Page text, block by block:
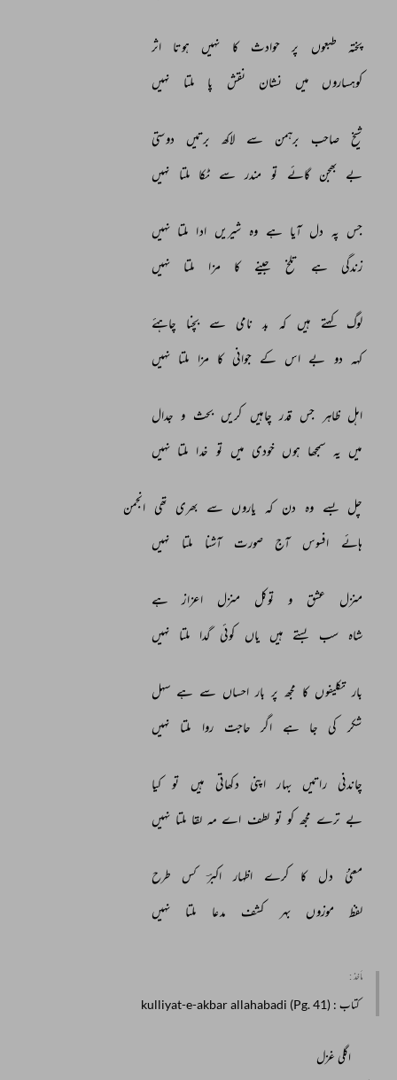
پختہ طبعوں پر حوادث کا نہیں ہوتا
اثر
کوہساروں
میں نشان نقش پا ملتا نہیں
شیخ صاحب برہمن سے لاکھ برتیں
دوستی
بے بھجن گائے تو مندر سے ٹکا ملتا نہیں
جس پہ دل آیا ہے وہ شیریں ادا ملتا نہیں
زندگی
ہے تلخ جینے کا مزا ملتا نہیں
لوگ کہتے ہیں کہ بد نامی سے بچنا
چاہئے
کہہ دو بے اس کے جوانی کا مزا ملتا نہیں
اہل ظاہر جس قدر چاہیں کریں بحث و جدال
میں یہ سمجھا ہوں خودی میں تو خدا ملتا نہیں
چل بسے وہ دن کہ یاروں سے بھری تھی انجمن
ہائے
افسوس آج صورت آشنا ملتا نہیں
منزل عشق و توکل منزل اعزاز
ہے
شاہ سب بستے ہیں یاں کوئی گدا ملتا نہیں
بار تکلیفوں کا مجھ پر بار احساں سے ہے سہل
شکر
کی جا ہے اگر حاجت روا ملتا نہیں
چاندنی راتیں بہار اپنی دکھاتی ہیں تو
کیا
بے ترے مجھ کو تو لطف اے مہ لقا ملتا نہیں
معنیٔ دل کا کرے اظہار اکبرؔ کس طرح
لفظ موزوں بہر کشف مدعا ملتا نہیں
مأخذ :
کتاب : kulliyat-e-akbar allahabadi (Pg. 41)
اگلی غزل